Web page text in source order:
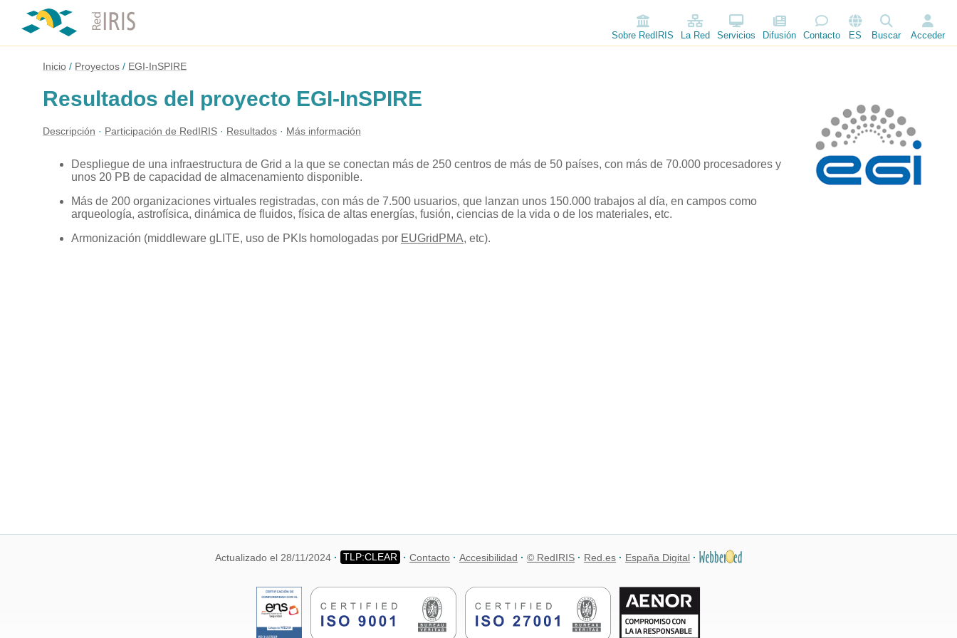
Sobre RedIRIS La Red Servicios Difusión Contacto ES Buscar Acceder
Inicio Proyectos EGI-InSPIRE
Resultados del proyecto EGI-InSPIRE
Descripción Participación de RedIRIS Resultados Más información
Despliegue de una infraestructura de Grid a la que se conectan más de 250 centros de más de 50 países, con más de 70.000 procesadores y
unos 20 PB de capacidad de almacenamiento disponible.
Más de 200 organizaciones virtuales registradas, con más de 7.500 usuarios, que lanzan unos 150.000 trabajos al día, en campos como
arqueología, astrofísica, dinámica de fluidos, física de altas energías, fusión, ciencias de la vida o de los materiales, etc.
Armonización (middleware gLITE, uso de PKIs homologadas por EUGridPMA, etc).
Actualizado el 28/11/2024 Contacto Accesibilidad © RedIRIS Red.es España Digital